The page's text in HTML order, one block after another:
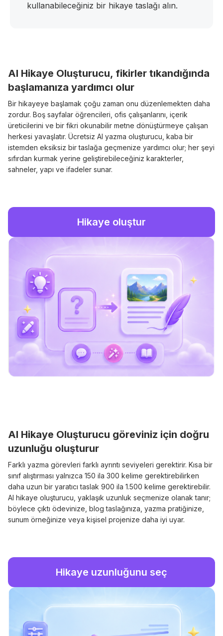
kullanabileceğiniz bir hikaye taslağı alın.
AI Hikaye Oluşturucu, fikirler tıkandığında
başlamanıza yardımcı olur
Bir hikayeye başlamak çoğu zaman onu düzenlemekten daha
zordur. Boş sayfalar öğrencileri, ofis çalışanlarını, içerik
üreticilerini ve bir fikri okunabilir metne dönüştürmeye çalışan
herkesi yavaşlatır. Ücretsiz AI yazma oluşturucu, kaba bir
istemden eksiksiz bir taslağa geçmenize yardımcı olur; her şeyi
sıfırdan kurmak yerine geliştirebileceğiniz karakterler,
sahneler, yapı ve ifadeler sunar.
Hikaye oluştur
AI Hikaye Oluşturucu göreviniz için doğru
uzunluğu oluşturur
Farklı yazma görevleri farklı ayrıntı seviyeleri gerektirir. Kısa bir
sınıf alıştırması yalnızca 150 ila 300 kelime gerektirebilirken
daha uzun bir yaratıcı taslak 900 ila 1.500 kelime gerektirebilir.
AI hikaye oluşturucu, yaklaşık uzunluk seçmenize olanak tanır;
böylece çıktı ödevinize, blog taslağınıza, yazma pratiğinize,
sunum örneğinize veya kişisel projenize daha iyi uyar.
Hikaye uzunluğunu seç